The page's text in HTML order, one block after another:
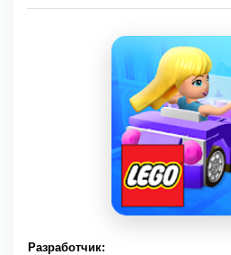
Разработчик: